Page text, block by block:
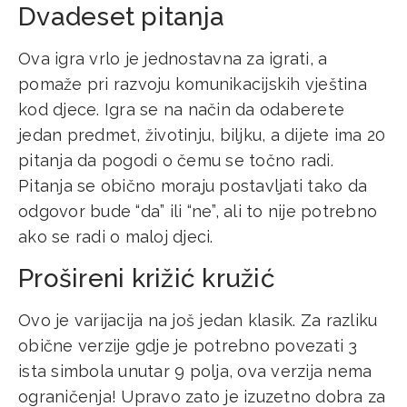
Dvadeset pitanja
Ova igra vrlo je jednostavna za igrati, a
pomaže pri razvoju komunikacijskih vještina
kod djece. Igra se na način da odaberete
jedan predmet, životinju, biljku, a dijete ima 20
pitanja da pogodi o čemu se točno radi.
Pitanja se obično moraju postavljati tako da
odgovor bude “da” ili “ne”, ali to nije potrebno
ako se radi o maloj djeci.
Prošireni križić kružić
Ovo je varijacija na još jedan klasik. Za razliku
obične verzije gdje je potrebno povezati 3
ista simbola unutar 9 polja, ova verzija nema
ograničenja! Upravo zato je izuzetno dobra za